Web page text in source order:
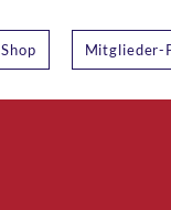
Shop Mitglieder-